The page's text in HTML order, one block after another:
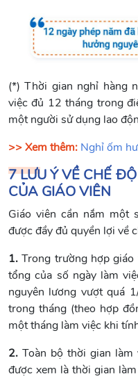
(*) Thời gian nghỉ hàng
việc đủ 12 tháng trong
một người sử dụng lao
>> Xem thêm: Nghỉ ốm
7 LƯU Ý VỀ CHẾ
CỦA GIÁO VIÊN
Giáo viên cần nắm một
được đầy đủ quyền lợi về
1.Trong trường hợp
tổng của số ngày làm
nguyên lương vượt quá
trong tháng (theo hợp
một tháng làm việc khi
2. Toàn bộ thời gian
được xem là thời gian